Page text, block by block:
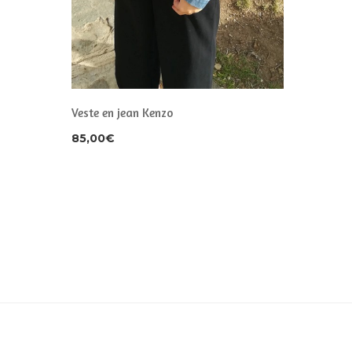
Veste en jean Kenzo
85,00€